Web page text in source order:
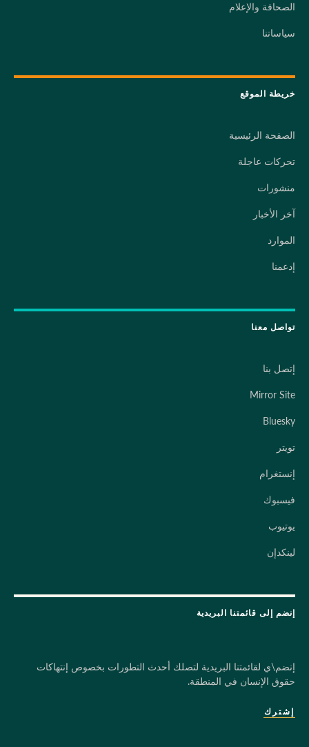
الصحافة والإعلام
سياساتنا
خريطة الموقع
الصفحة الرئيسية
تحركات عاجلة
منشورات
آخر الأخبار
الموارد
إدعمنا
تواصل معنا
إتصل بنا
Mirror Site
Bluesky
تويتر
إنستغرام
فيسبوك
يوتيوب
لينكدإن
إنضم إلى قائمتنا البريدية
إنضم\ي لقائمتنا البريدية لتصلك أحدث التطورات بخصوص إنتهاكات
حقوق الإنسان في المنطقة.
إشترك